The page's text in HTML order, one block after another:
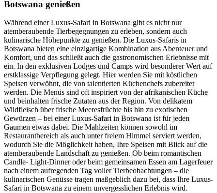
Botswana genießen
Während einer Luxus-Safari in Botswana gibt es nicht nur
atemberaubende Tierbegegnungen zu erleben, sondern auch
kulinarische Höhepunkte zu genießen. Die Luxus-Safaris in
Botswana bieten eine einzigartige Kombination aus Abenteuer und
Komfort, und das schließt auch die gastronomischen Erlebnisse mit
ein. In den exklusiven Lodges und Camps wird besonderer Wert auf
erstklassige Verpflegung gelegt. Hier werden Sie mit köstlichen
Speisen verwöhnt, die von talentierten Küchenchefs zubereitet
werden. Die Menüs sind oft inspiriert von der afrikanischen Küche
und beinhalten frische Zutaten aus der Region. Von delikatem
Wildfleisch über frische Meeresfrüchte bis hin zu exotischen
Gewürzen – bei einer Luxus-Safari in Botswana ist für jeden
Gaumen etwas dabei. Die Mahlzeiten können sowohl im
Restaurantbereich als auch unter freiem Himmel serviert werden,
wodurch Sie die Möglichkeit haben, Ihre Speisen mit Blick auf die
atemberaubende Landschaft zu genießen. Ob beim romantischen
Candle- Light-Dinner oder beim gemeinsamen Essen am Lagerfeuer
nach einem aufregenden Tag voller Tierbeobachtungen – die
kulinarischen Genüsse tragen maßgeblich dazu bei, dass Ihre Luxus-
Safari in Botswana zu einem unvergesslichen Erlebnis wird.